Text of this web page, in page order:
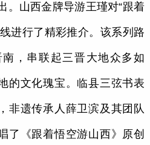
。山西金牌导游王瑾对“跟着
进行了精彩推介。该系列路
，串联起三晋大地众多如
的文化瑰宝。临县三弦书表
非遗传承人薛卫滨及其团队
了《跟着悟空游山西》原创